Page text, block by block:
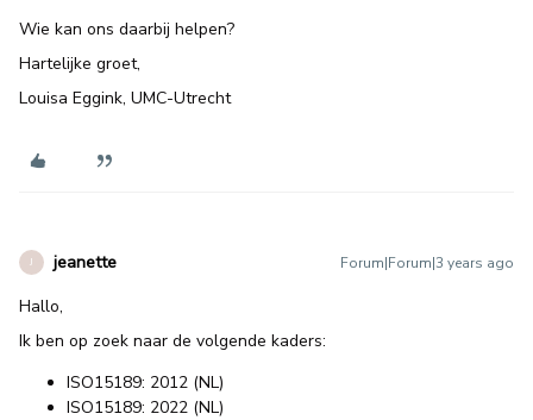
Wie kan ons daarbij helpen?
Hartelijke groet,
Louisa Eggink, UMC-Utrecht
J jeanette Forum|Forum|3 years ago
Hallo,
Ik ben op zoek naar de volgende kaders:
ISO15189: 2012 (NL)
ISO15189: 2022 (NL)